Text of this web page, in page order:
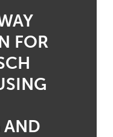
FOR
AND